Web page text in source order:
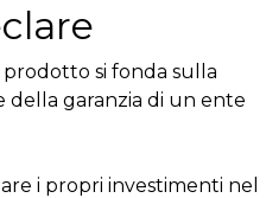
si fonda sulla
della garanzia di un ente
i propri investimenti nel